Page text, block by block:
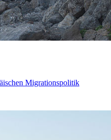
Migrationspolitik